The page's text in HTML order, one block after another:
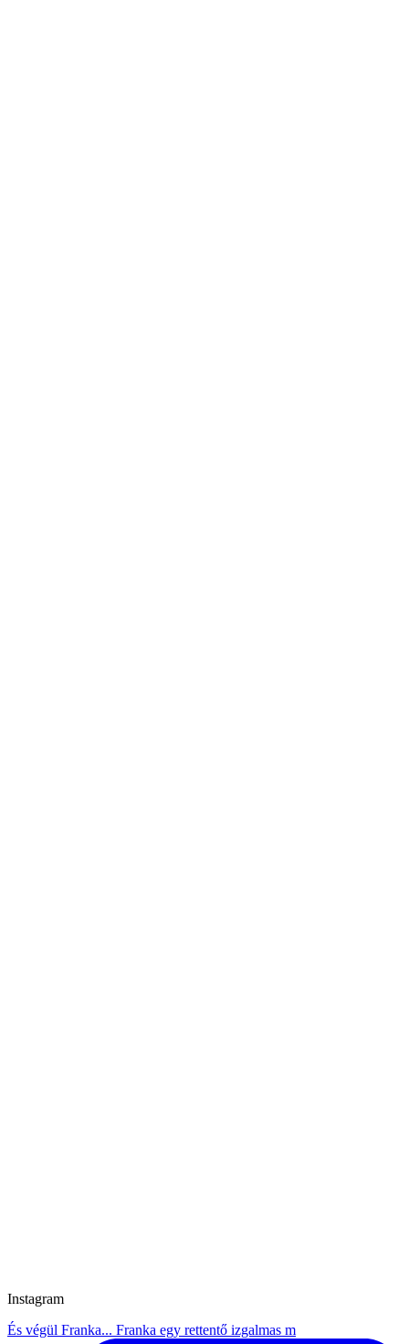
Instagram
És végül Franka... Franka egy rettentő izgalmas m